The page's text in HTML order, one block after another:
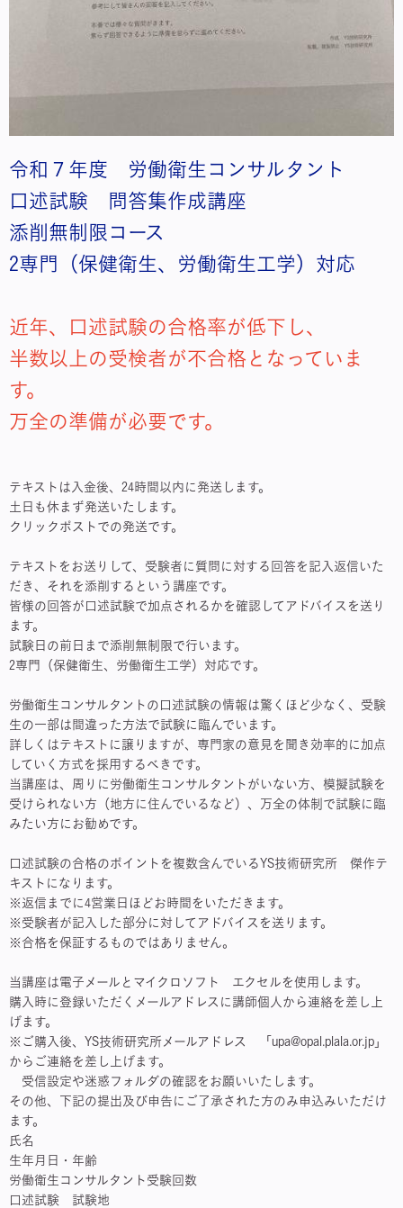
令和７年度 労働衛生コンサルタント
口述試験 問答集作成講座
添削無制限コース
2専門（保健衛生、労働衛生工学）対応
近年、口述試験の合格率が低下し、
半数以上の受検者が不合格となっていま
す。
万全の準備が必要です。
テキストは入金後、24時間以内に発送します。
土日も休まず発送いたします。
クリックポストでの発送です。
テキストをお送りして、受験者に質問に対する回答を記入返信いた
だき、それを添削するという講座です。
皆様の回答が口述試験で加点されるかを確認してアドバイスを送り
ます。
試験日の前日まで添削無制限で行います。
2専門（保健衛生、労働衛生工学）対応です。
労働衛生コンサルタントの口述試験の情報は驚くほど少なく、受験
生の一部は間違った方法で試験に臨んでいます。
詳しくはテキストに譲りますが、専門家の意見を聞き効率的に加点
していく方式を採用するべきです。
当講座は、周りに労働衛生コンサルタントがいない方、模擬試験を
受けられない方（地方に住んでいるなど）、万全の体制で試験に臨
みたい方にお勧めです。
口述試験の合格のポイントを複数含んでいるYS技術研究所 傑作テ
キストになります。
※返信までに4営業日ほどお時間をいただきます。
※受験者が記入した部分に対してアドバイスを送ります。
※合格を保証するものではありません。
当講座は電子メールとマイクロソフト エクセルを使用します。
購入時に登録いただくメールアドレスに講師個人から連絡を差し上
げます。
※ご購入後、YS技術研究所メールアドレス 「upa@opal.plala.or.jp」
からご連絡を差し上げます。
受信設定や迷惑フォルダの確認をお願いいたします。
その他、下記の提出及び申告にご了承された方のみ申込みいただけ
ます。
氏名
生年月日・年齢
労働衛生コンサルタント受験回数
口述試験 試験地